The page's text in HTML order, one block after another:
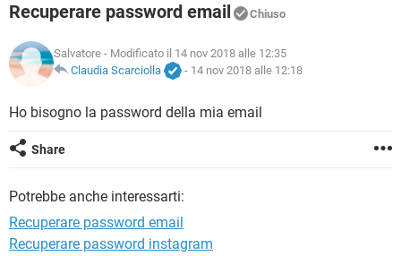
INSTAGRAM WHATSAPP
TIKTOK
HARDWARE
INSTAGRAM WHATSAPP
HARDWARE
COVID-19 GAMING
INTRATTENIMENTO
iOS WINDOWS 10
INSTAGRAM WHATSAPP
FORUM
COVID-19 GAMING
iOS WINDOWS 10
INSTAGRAM
GLOSSARIO
COVID-19 GAMING
INSTAGRAM
TIKTOK
Recuperare password email Chiuso
Salvatore - Modificato il 14 nov 2018 alle 12:35
Claudia Scarciolla
- 14 nov 2018 alle 12:18
Ho bisogno la password della mia email
Share
Potrebbe anche interessarti:
Recuperare password email
Recuperare password instagram